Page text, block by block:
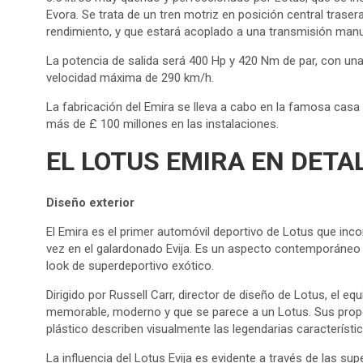
Evora. Se trata de un tren motriz en posición central
rendimiento, y que estará acoplado a una transmisión
La potencia de salida será 400 Hp y 420 Nm de par, con
velocidad máxima de 290 km/h.
La fabricación del Emira se lleva a cabo en la famosa
más de £ 100 millones en las instalaciones.
EL LOTUS EMIRA EN
Diseño exterior
El Emira es el primer automóvil deportivo de Lotus que
vez en el galardonado Evija. Es un aspecto
look de superdeportivo exótico.
Dirigido por Russell Carr, director de diseño de Lotus, el
memorable, moderno y que se parece a un Lotus. Sus
plástico describen visualmente las legendarias
La influencia del Lotus Evija es evidente a través de las